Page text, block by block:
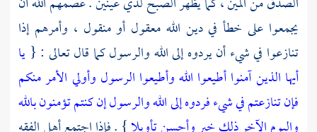
يجمعوا على خطأ في دين الله معقول أو منقول ، وأمرهم إذا
تنازعوا في شيء أن يردوه إلى الله والرسول كما قال تعالى : { يا
أيها الذين آمنوا أطيعوا الله وأطيعوا الرسول وأولي الأمر منكم
فإن تنازعتم في شيء فردوه إلى الله والرسول إن كنتم تؤمنون بالله